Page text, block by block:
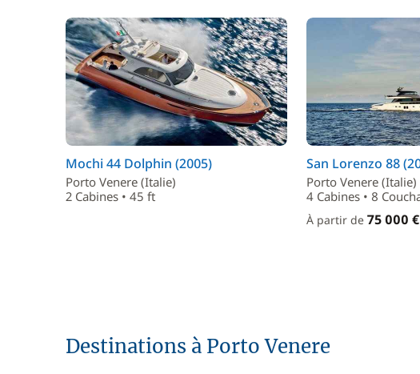
Mochi 44 Dolphin (2005)
Porto Venere (Italie)
2 Cabines • 45 ft
San Lorenzo 88
Porto Venere (Italie)
4 Cabines • 8
À partir de 75 000 €
Destinations à Porto Venere